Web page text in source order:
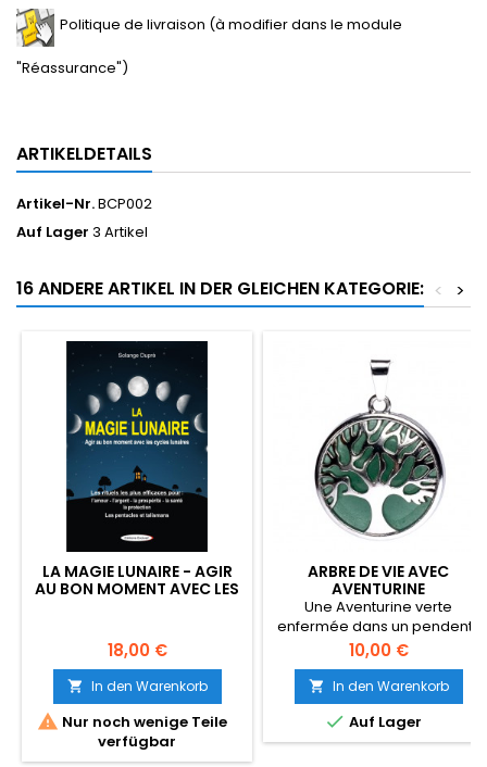
Politique de livraison (à modifier dans le module
"Réassurance")
ARTIKELDETAILS
Artikel-Nr.BCP002
Auf Lager 3 Artikel
16 ANDERE ARTIKEL IN DER GLEICHEN KATEGORIE: >
<
LA MAGIE LUNAIRE - AGIR
AU BON MOMENT AVEC LES
EFFICACES - SOLANGE
DUPRE
Preis
18,00 €
 In den Warenkorb
 Nur noch wenige Teile
verfügbar
ARBRE DE VIE AVEC
AVENTURINE
Une Aventurine verte
enfermée dans un pendentif
Arbre de vie.Le fermoir sur le
dessus est en cuivre et la
base qui retient la pierre est
en alliage de zinc. Ce produit
est sans nickel, sans plomb et
sans cadmium; ce qui signifie
Preis
10,00 €
 In den Warenkorb
 Auf Lager